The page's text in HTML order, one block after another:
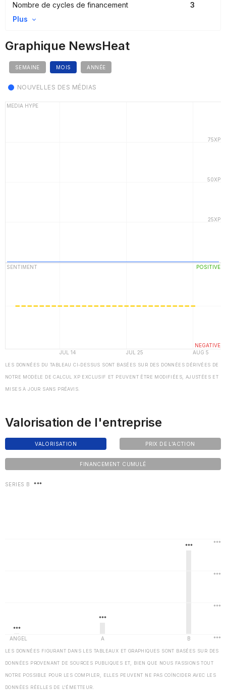
Nombre de cycles de financement
3
Plus
Graphique NewsHeat
SEMAINE MOIS ANNÉE
NOUVELLES DES MÉDIAS
LES DONNÉES DU TABLEAU CI-DESSUS SONT BASÉES SUR DES DONNÉES DÉRIVÉES DE
NOTRE MODÈLE DE CALCUL XP EXCLUSIF ET PEUVENT ÊTRE MODIFIÉES, AJUSTÉES ET
MISES À JOUR SANS PRÉAVIS.
Valorisation de l'entreprise
VALORISATION PRIX DE L'ACTION
FINANCEMENT CUMULÉ
SERIES B ***
LES DONNÉES FIGURANT DANS LES TABLEAUX ET GRAPHIQUES SONT BASÉES SUR DES
DONNÉES PROVENANT DE SOURCES PUBLIQUES ET, BIEN QUE NOUS FASSIONS TOUT
NOTRE POSSIBLE POUR LES COMPILER, ELLES PEUVENT NE PAS COÏNCIDER AVEC LES
DONNÉES RÉELLES DE L'ÉMETTEUR.